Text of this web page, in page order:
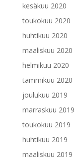
kesäkuu 2020
toukokuu 2020
huhtikuu 2020
maaliskuu 2020
helmikuu 2020
tammikuu 2020
joulukuu 2019
marraskuu 2019
toukokuu 2019
huhtikuu 2019
maaliskuu 2019